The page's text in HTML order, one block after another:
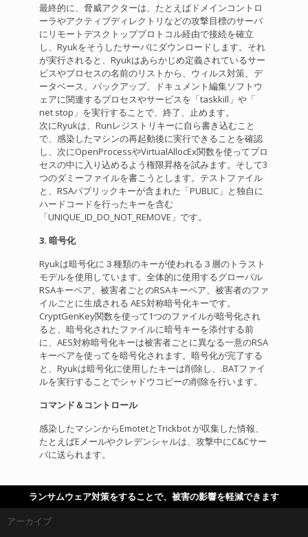
最終的に、脅威アクターは、たとえばドメインコントロ
ーラやアクティブディレクトリなどの攻撃目標のサーバ
にリモートデスクトッププロトコル経由で接続を確立
し、Ryukをそうしたサーバにダウンロードします。それ
が実行されると、Ryukはあらかじめ定義されているサー
ビスやプロセスの名前のリストから、ウィルス対策、デ
ータベース、バックアップ、ドキュメント編集ソフトウ
ェアに関連するプロセスやサービスを「taskkill」や「
net stop」を実行することで、終了、止めます。
次にRyukは、Runレジストリキーに自ら書き込むこと
で、感染したマシンの再起動後に実行できることを確認
し、次にOpenProcessやVirtualAllocEx関数を使ってプロ
セスの中に入り込めるよう権限昇格を試みます。そして3
つのダミーファイルを書こうとします。テストファイル
と、RSAパブリックキーが含まれた「PUBLIC」と独自に
ハードコードを行ったキーを含む
「UNIQUE_ID_DO_NOT_REMOVE」です。
3. 暗号化
Ryukは暗号化に３種類のキーが使われる３層のトラスト
モデルを使用しています。全体的に使用するグローバル
RSAキーペア、被害者ごとのRSAキーペア、被害者のファ
イルごとに生成される AES対称暗号化キーです。
CryptGenKey関数を使って1つのファイルが暗号化され
ると、暗号化されたファイルに暗号キーを添付する前
に、AES対称暗号化キーは被害者ごとに異なる一意のRSA
キーペアを使ってを暗号化されます。暗号化が完了する
と、Ryukは暗号化に使用したキーは削除し、.BATファイ
ルを実行することでシャドウコピーの削除を行います。
コマンド＆コントロール
感染したマシンからEmotetとTrickbot が収集した情報、
たとえばEメールやクレデンシャルは、攻撃中にC&Cサー
バに送られます。
ランサムウェア対策をすることで、被害の影響を軽減できます
アーカイブ